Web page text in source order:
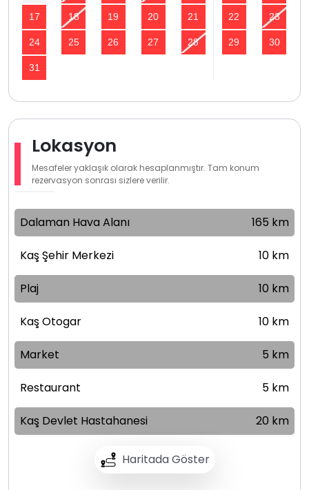
17 18 19 20 21 22 23
24 25 26 27 28 29 30
31
Lokasyon
Mesafeler yaklaşık olarak hesaplanmıştır. Tam konum
rezervasyon sonrası sizlere verilir.
Haritada Göster
Dalaman Hava Alanı 165 km
Kaş Şehir Merkezi 10 km
Plaj 10 km
Kaş Otogar 10 km
Market 5 km
Restaurant 5 km
Kaş Devlet Hastahanesi 20 km